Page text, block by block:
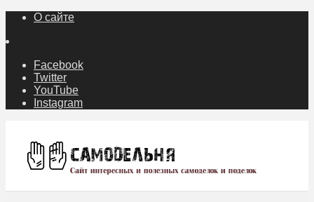
О сайте
Facebook
Twitter
YouTube
Instagram